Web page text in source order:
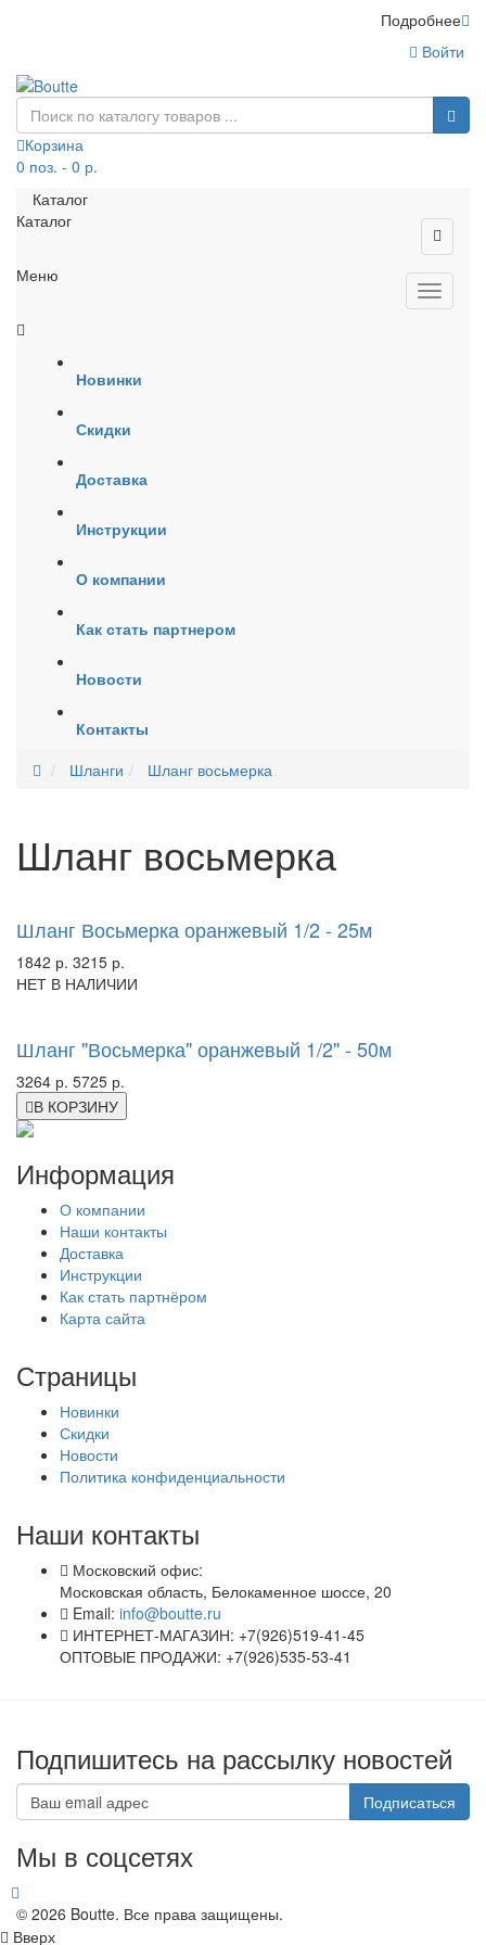
Подробнее
Войти
Корзина
0 поз. - 0 р.
Каталог
Каталог
Меню
Новинки
Скидки
Доставка
Инструкции
О компании
Как стать партнером
Новости
Контакты
Шланги
Шланг восьмерка
Шланг восьмерка
Шланг Восьмерка оранжевый 1/2 - 25м
1842 р. 3215 р.
НЕТ В НАЛИЧИИ
Шланг "Восьмерка" оранжевый 1/2" - 50м
3264 р. 5725 р.
В КОРЗИНУ
Информация
О компании
Наши контакты
Доставка
Инструкции
Как стать партнёром
Карта сайта
Страницы
Новинки
Скидки
Новости
Политика конфиденциальности
Наши контакты
Московский офис:
Московская область, Белокаменное шоссе, 20
Email: info@boutte.ru
ИНТЕРНЕТ-МАГАЗИН: +7(926)519-41-45
ОПТОВЫЕ ПРОДАЖИ: +7(926)535-53-41
Подпишитесь на рассылку новостей
Подписаться
Мы в соцсетях
© 2026 Boutte. Все права защищены.
Вверх